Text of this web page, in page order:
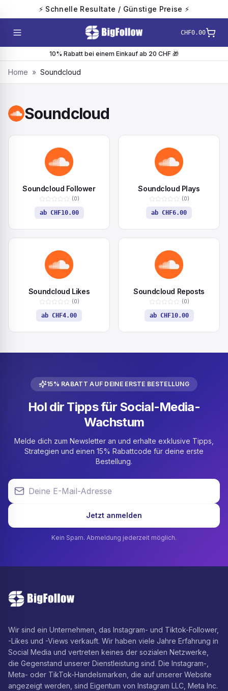
⚡ Schnelle Resultate / Günstige Preise ⚡
CHF0.00
10% Rabatt bei einem Einkauf ab 20 CHF 🎁
Home » Soundcloud
Soundcloud
Soundcloud Follower
(0)
ab CHF10.00
Soundcloud Plays
(0)
ab CHF6.00
Soundcloud Likes
(0)
ab CHF4.00
Soundcloud Reposts
(0)
ab CHF10.00
15% RABATT AUF DEINE ERSTE BESTELLUNG
Hol dir Tipps für Social-Media-
Wachstum
Melde dich zum Newsletter an und erhalte exklusive Tipps,
Strategien und einen 15% Rabattcode für deine erste
Bestellung.
Deine E-Mail-Adresse
Jetzt anmelden
Kein Spam. Abmeldung jederzeit möglich.
Wir sind ein Unternehmen, das Instagram- und Tiktok-Follower,
-Likes und -Views verkauft. Wir haben viele Jahre Erfahrung in
Social Media und vertreten keines der sozialen Netzwerke,
die Gegenstand unserer Dienstleistung sind. Die Instagram-,
Meta- oder TikTok-Handelsmarken, die auf unserer Website
angezeigt werden, sind Eigentum von Instagram LLC, Meta Inc.